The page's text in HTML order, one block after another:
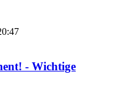
- Wichtige